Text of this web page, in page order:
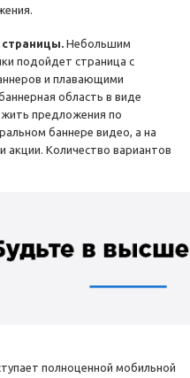
страницы. Небольшим
подойдет страница с
и плавающими
область в виде
предложения по
баннере видео, а на
Количество вариантов
полноценной мобильной